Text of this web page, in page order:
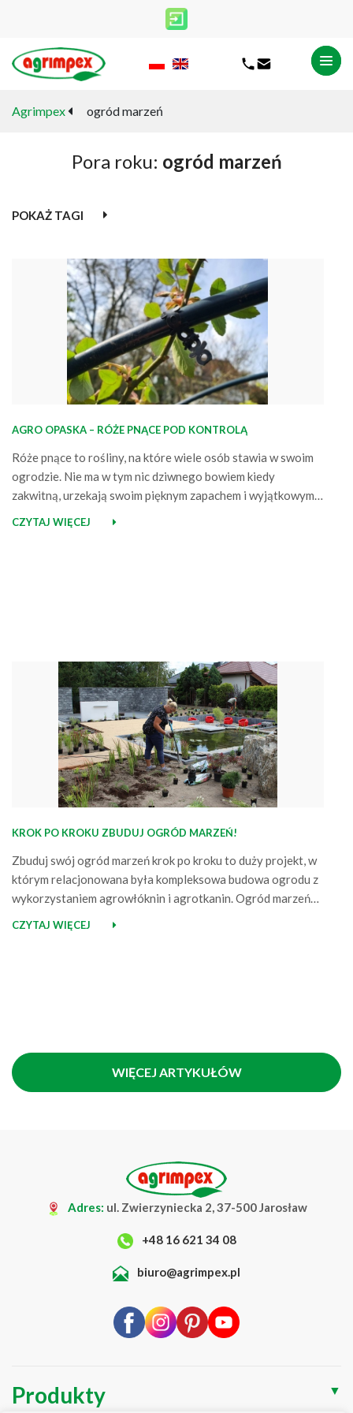
Agrimpex ogród marzeń
Pora roku: ogród marzeń
POKAŻ TAGI
AGRO OPASKA – RÓŻE PNĄCE POD KONTROLĄ
Róże pnące to rośliny, na które wiele osób stawia w swoim
ogrodzie. Nie ma w tym nic dziwnego bowiem kiedy
zakwitną, urzekają swoim pięknym zapachem i wyjątkowym
oczywistych zalet, róże posiadają jednak małą wadę – ich
CZYTAJ WIĘCEJ
KROK PO KROKU ZBUDUJ OGRÓD MARZEŃ!
Zbuduj swój ogród marzeń krok po kroku to duży projekt, w
którym relacjonowana była kompleksowa budowa ogrodu z
wykorzystaniem agrowłóknin i agrotkanin. Ogród marzeń
było urządzanie rabat, czyli sadzenie roślin, wykładanie
CZYTAJ WIĘCEJ
WIĘCEJ ARTYKUŁÓW
Adres: ul. Zwierzyniecka 2, 37-500 Jarosław
+48 16 621 34 08
biuro@agrimpex.pl
Produkty ▼